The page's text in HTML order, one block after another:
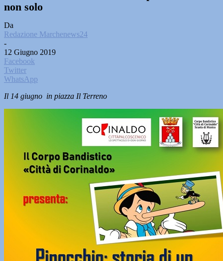
non solo
Da
Redazione Marchenews24
-
12 Giugno 2019
Facebook
Twitter
WhatsApp
Il 14 giugno in piazza Il Terreno